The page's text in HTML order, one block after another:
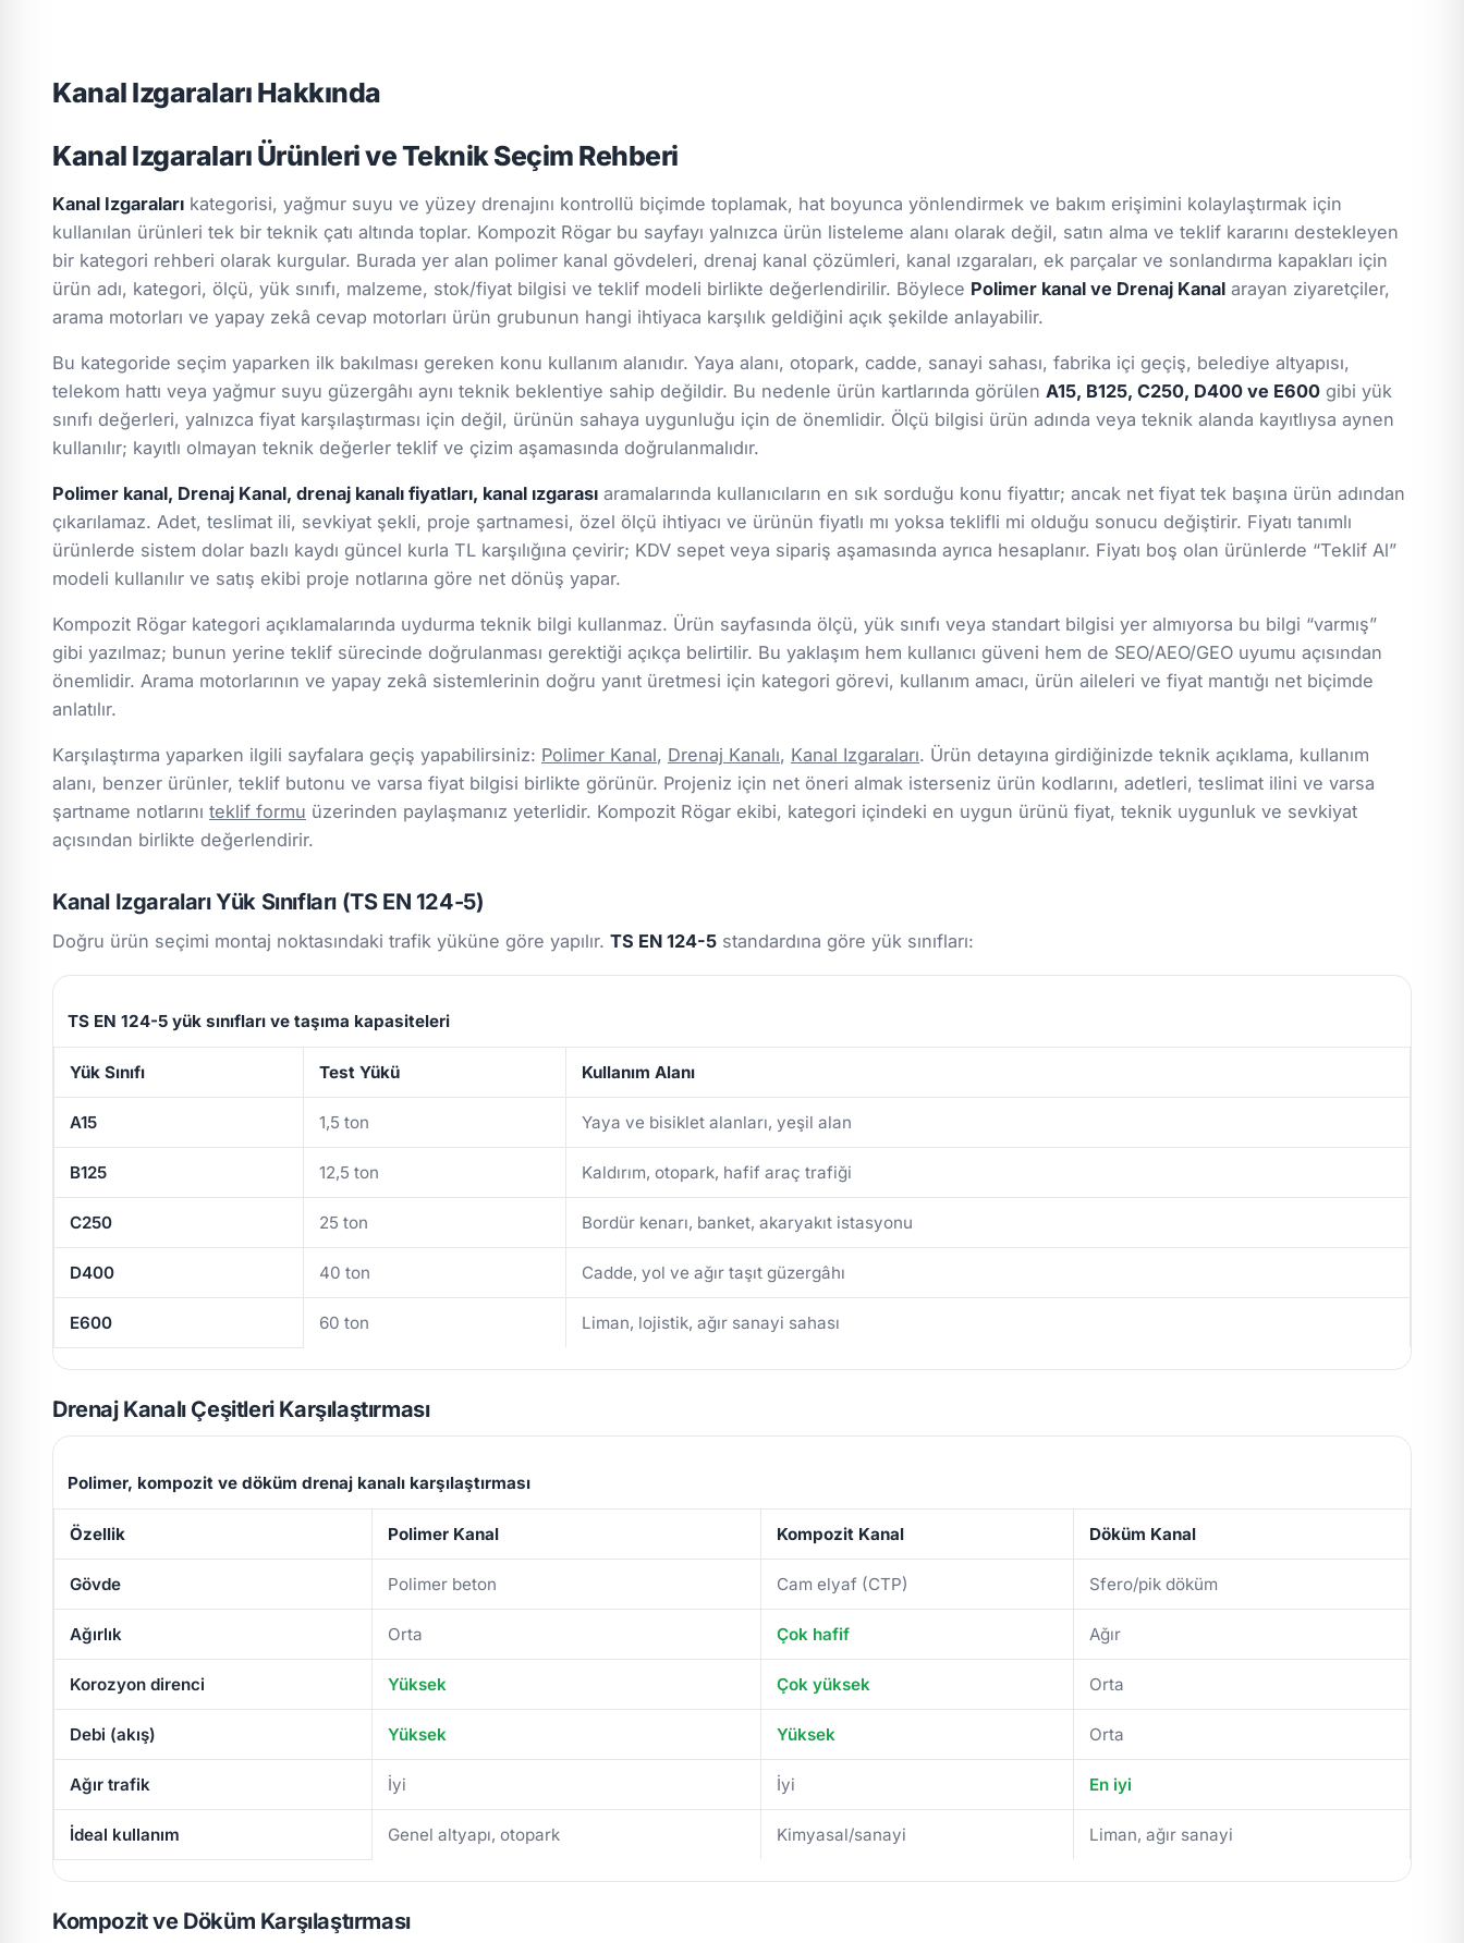
Kanal Izgaraları Hakkında
Kanal Izgaraları Ürünleri ve Teknik Seçim Rehberi
Kanal Izgaraları kategorisi, yağmur suyu ve yüzey drenajını kontrollü biçimde toplamak, hat boyunca yönlendirmek ve bakım erişimini kolaylaştırmak için
kullanılan ürünleri tek bir teknik çatı altında toplar. Kompozit Rögar bu sayfayı yalnızca ürün listeleme alanı olarak değil, satın alma ve teklif kararını destekleyen
bir kategori rehberi olarak kurgular. Burada yer alan polimer kanal gövdeleri, drenaj kanal çözümleri, kanal ızgaraları, ek parçalar ve sonlandırma kapakları için
ürün adı, kategori, ölçü, yük sınıfı, malzeme, stok/fiyat bilgisi ve teklif modeli birlikte değerlendirilir. Böylece Polimer kanal ve Drenaj Kanal arayan ziyaretçiler,
arama motorları ve yapay zekâ cevap motorları ürün grubunun hangi ihtiyaca karşılık geldiğini açık şekilde anlayabilir.
Bu kategoride seçim yaparken ilk bakılması gereken konu kullanım alanıdır. Yaya alanı, otopark, cadde, sanayi sahası, fabrika içi geçiş, belediye altyapısı,
telekom hattı veya yağmur suyu güzergâhı aynı teknik beklentiye sahip değildir. Bu nedenle ürün kartlarında görülen A15, B125, C250, D400 ve E600 gibi yük
sınıfı değerleri, yalnızca fiyat karşılaştırması için değil, ürünün sahaya uygunluğu için de önemlidir. Ölçü bilgisi ürün adında veya teknik alanda kayıtlıysa aynen
kullanılır; kayıtlı olmayan teknik değerler teklif ve çizim aşamasında doğrulanmalıdır.
Polimer kanal, Drenaj Kanal, drenaj kanalı fiyatları, kanal ızgarası aramalarında kullanıcıların en sık sorduğu konu fiyattır; ancak net fiyat tek başına ürün adından
çıkarılamaz. Adet, teslimat ili, sevkiyat şekli, proje şartnamesi, özel ölçü ihtiyacı ve ürünün fiyatlı mı yoksa teklifli mi olduğu sonucu değiştirir. Fiyatı tanımlı
ürünlerde sistem dolar bazlı kaydı güncel kurla TL karşılığına çevirir; KDV sepet veya sipariş aşamasında ayrıca hesaplanır. Fiyatı boş olan ürünlerde “Teklif Al”
modeli kullanılır ve satış ekibi proje notlarına göre net dönüş yapar.
Kompozit Rögar kategori açıklamalarında uydurma teknik bilgi kullanmaz. Ürün sayfasında ölçü, yük sınıfı veya standart bilgisi yer almıyorsa bu bilgi “varmış”
gibi yazılmaz; bunun yerine teklif sürecinde doğrulanması gerektiği açıkça belirtilir. Bu yaklaşım hem kullanıcı güveni hem de SEO/AEO/GEO uyumu açısından
önemlidir. Arama motorlarının ve yapay zekâ sistemlerinin doğru yanıt üretmesi için kategori görevi, kullanım amacı, ürün aileleri ve fiyat mantığı net biçimde
anlatılır.
Karşılaştırma yaparken ilgili sayfalara geçiş yapabilirsiniz: Polimer Kanal, Drenaj Kanalı, Kanal Izgaraları. Ürün detayına girdiğinizde teknik açıklama, kullanım
alanı, benzer ürünler, teklif butonu ve varsa fiyat bilgisi birlikte görünür. Projeniz için net öneri almak isterseniz ürün kodlarını, adetleri, teslimat ilini ve varsa
şartname notlarını teklif formu üzerinden paylaşmanız yeterlidir. Kompozit Rögar ekibi, kategori içindeki en uygun ürünü fiyat, teknik uygunluk ve sevkiyat
açısından birlikte değerlendirir.
Kanal Izgaraları Yük Sınıfları (TS EN 124-5)
Doğru ürün seçimi montaj noktasındaki trafik yüküne göre yapılır. TS EN 124-5 standardına göre yük sınıfları:
TS EN 124-5 yük sınıfları ve taşıma kapasiteleri
Yük Sınıfı Test Yükü Kullanım Alanı
A15 1,5 ton Yaya ve bisiklet alanları, yeşil alan
B125 12,5 ton Kaldırım, otopark, hafif araç trafiği
C250 25 ton Bordür kenarı, banket, akaryakıt istasyonu
D400 40 ton Cadde, yol ve ağır taşıt güzergâhı
E600 60 ton Liman, lojistik, ağır sanayi sahası
Drenaj Kanalı Çeşitleri Karşılaştırması
Polimer, kompozit ve döküm drenaj kanalı karşılaştırması
Özellik Polimer Kanal Kompozit Kanal Döküm Kanal
Gövde Polimer beton Cam elyaf (CTP) Sfero/pik döküm
Ağırlık Orta Çok hafif Ağır
Korozyon direnci Yüksek Çok yüksek Orta
Debi (akış) Yüksek Yüksek Orta
Ağır trafik İyi İyi En iyi
İdeal kullanım Genel altyapı, otopark Kimyasal/sanayi Liman, ağır sanayi
Kompozit ve Döküm Karşılaştırması